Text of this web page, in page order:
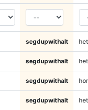
segdupwithalt het
segdupwithalt
segdupwithalt
segdupwithalt het